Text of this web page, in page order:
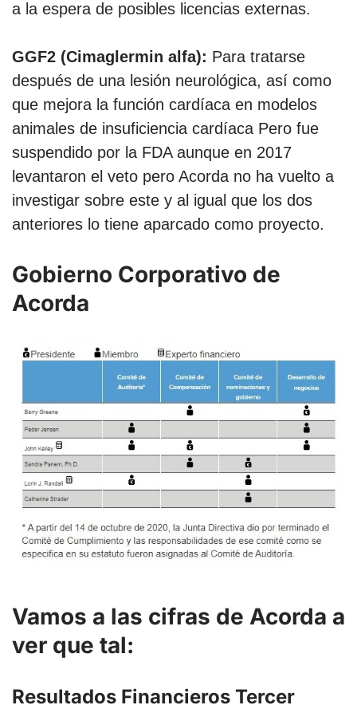
a la espera de posibles licencias externas.
GGF2 (Cimaglermin alfa): Para tratarse
después de una lesión neurológica, así como
que mejora la función cardíaca en modelos
animales de insuficiencia cardíaca Pero fue
suspendido por la FDA aunque en 2017
levantaron el veto pero Acorda no ha vuelto a
investigar sobre este y al igual que los dos
anteriores lo tiene aparcado como proyecto.
Gobierno Corporativo de
Acorda
Vamos a las cifras de Acorda a
ver que tal:
Resultados Financieros Tercer